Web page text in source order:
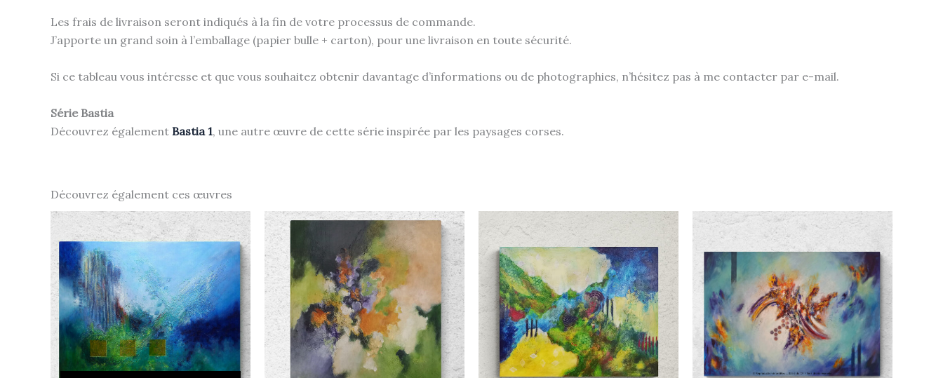
Les frais de livraison seront indiqués à la fin de votre processus de commande.
J’apporte un grand soin à l’emballage (papier bulle + carton), pour une livraison en toute sécurité.
Si ce tableau vous intéresse et que vous souhaitez obtenir davantage d’informations ou de photographies, n’hésitez pas à me contacter par e-mail.
Série Bastia
Découvrez également Bastia 1, une autre œuvre de cette série inspirée par les paysages corses.
Découvrez également ces œuvres